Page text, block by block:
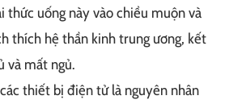
thức uống này vào chiều muộn và
thích hệ thần kinh trung ương, kết
và mất ngủ.
thiết bị điện tử là nguyên nhân